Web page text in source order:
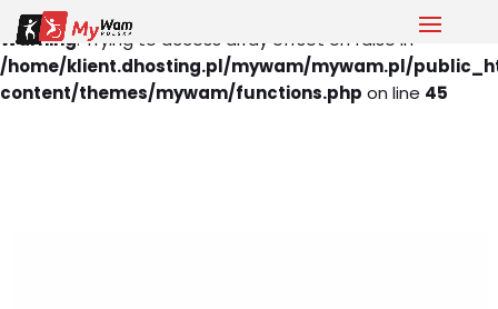
Warning: Trying to access array offset on false in
/home/klient.dhosting.pl/mywam/mywam.pl/
content/themes/mywam/functions.php on line 45